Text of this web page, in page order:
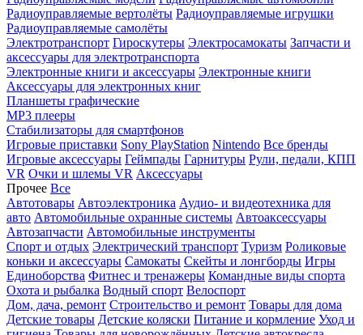
Радиоуправляемые вертолёты Радиоуправляемые игрушки
Радиоуправляемые самолёты
Электротранспорт Гироскутеры Электросамокаты Запчасти и
аксессуары для электротранспорта
Электронные книги и аксессуары Электронные книги
Аксессуары для электронных книг
Планшеты графические
MP3 плееры
Стабилизаторы для смартфонов
Игровые приставки Sony PlayStation Nintendo Все бренды
Игровые аксессуары Геймпады Гарнитуры Рули, педали, КПП
VR Очки и шлемы VR Аксессуары
Прочее Все
Автотовары Автоэлектроника Аудио- и видеотехника для
авто Автомобильные охранные системы Автоаксессуары
Автозапчасти Автомобильные инструменты
Спорт и отдых Электрический транспорт Туризм Роликовые
коньки и аксессуары Самокаты Скейты и лонгборды Игры
Единоборства Фитнес и тренажеры Командные виды спорта
Охота и рыбалка Водный спорт Велоспорт
Дом, дача, ремонт Строительство и ремонт Товары для дома
Детские товары Детские коляски Питание и кормление Уход и